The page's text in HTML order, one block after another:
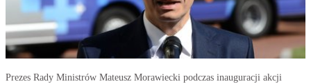
Prezes Rady Ministrów Mateusz Morawiecki podczas inauguracji akcji